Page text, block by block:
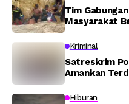
Tim
Masyarakat
Memti
Kriminal
Satreskrim
Amankan
Hiburan